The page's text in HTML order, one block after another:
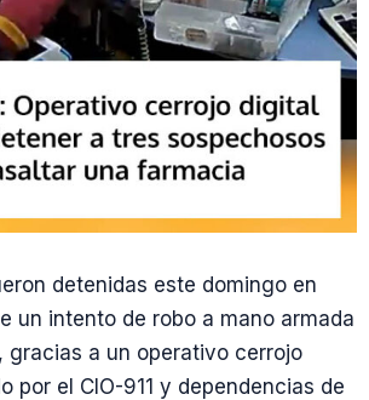
detenidas este domingo en
un intento de robo a mano armada
gracias a un operativo cerrojo
por el CIO-911 y dependencias de